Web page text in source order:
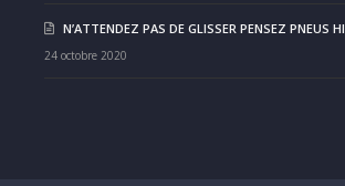
N’ATTENDEZ PAS DE GLISSER PENSEZ PNEUS
24 octobre 2020